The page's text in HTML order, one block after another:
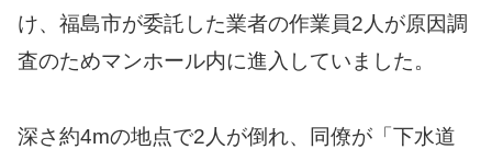
け、福島市が委託した業者の作業員2人が原因調
査のためマンホール内に進入していました。
深さ約4mの地点で2人が倒れ、同僚が「下水道